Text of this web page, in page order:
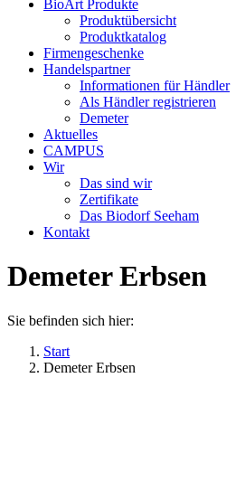
BioArt Produkte
Produktübersicht
Produktkatalog
Firmengeschenke
Handelspartner
Informationen für Händler
Als Händler registrieren
Demeter
Aktuelles
CAMPUS
Wir
Das sind wir
Zertifikate
Das Biodorf Seeham
Kontakt
Demeter Erbsen
Sie befinden sich hier:
Start
Demeter Erbsen